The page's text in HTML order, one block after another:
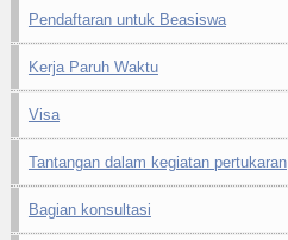
Pendaftaran untuk Beasiswa
Kerja Paruh Waktu
Visa
Tantangan dalam kegiatan pertukaran
Bagian konsultasi